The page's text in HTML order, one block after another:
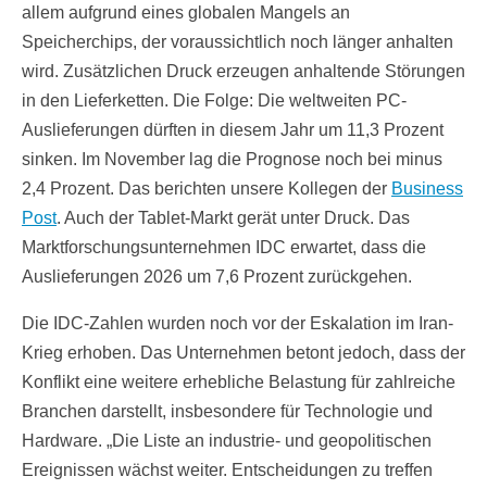
allem aufgrund eines globalen Mangels an
Speicherchips, der voraussichtlich noch länger anhalten
wird. Zusätzlichen Druck erzeugen anhaltende Störungen
in den Lieferketten. Die Folge: Die weltweiten PC-
Auslieferungen dürften in diesem Jahr um 11,3 Prozent
sinken. Im November lag die Prognose noch bei minus
2,4 Prozent. Das berichten unsere Kollegen der Business
Post. Auch der Tablet-Markt gerät unter Druck. Das
Marktforschungsunternehmen IDC erwartet, dass die
Auslieferungen 2026 um 7,6 Prozent zurückgehen.
Die IDC-Zahlen wurden noch vor der Eskalation im Iran-
Krieg erhoben. Das Unternehmen betont jedoch, dass der
Konflikt eine weitere erhebliche Belastung für zahlreiche
Branchen darstellt, insbesondere für Technologie und
Hardware. „Die Liste an industrie- und geopolitischen
Ereignissen wächst weiter. Entscheidungen zu treffen